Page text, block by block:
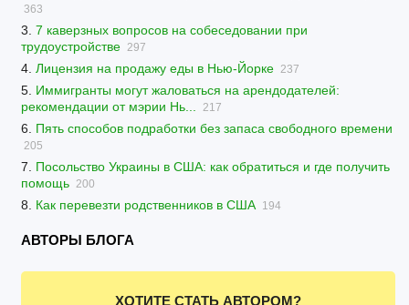
363
3. 7 каверзных вопросов на собеседовании при
трудоустройстве 297
4. Лицензия на продажу еды в Нью-Йорке 237
5. Иммигранты могут жаловаться на арендодателей:
рекомендации от мэрии Нь... 217
6. Пять способов подработки без запаса свободного времени
205
7. Посольство Украины в США: как обратиться и где получить
помощь 200
8. Как перевезти родственников в США 194
АВТОРЫ БЛОГА
ХОТИТЕ СТАТЬ АВТОРОМ?